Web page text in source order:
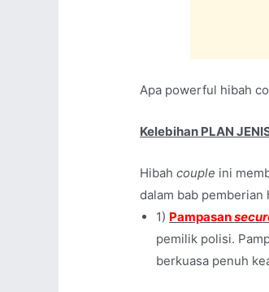
Apa powerful hibah
Kelebihan PLAN
Hibahcouple ini
dalam bab
1) Pampasan
pemilik polisi.
berkuasa penuh